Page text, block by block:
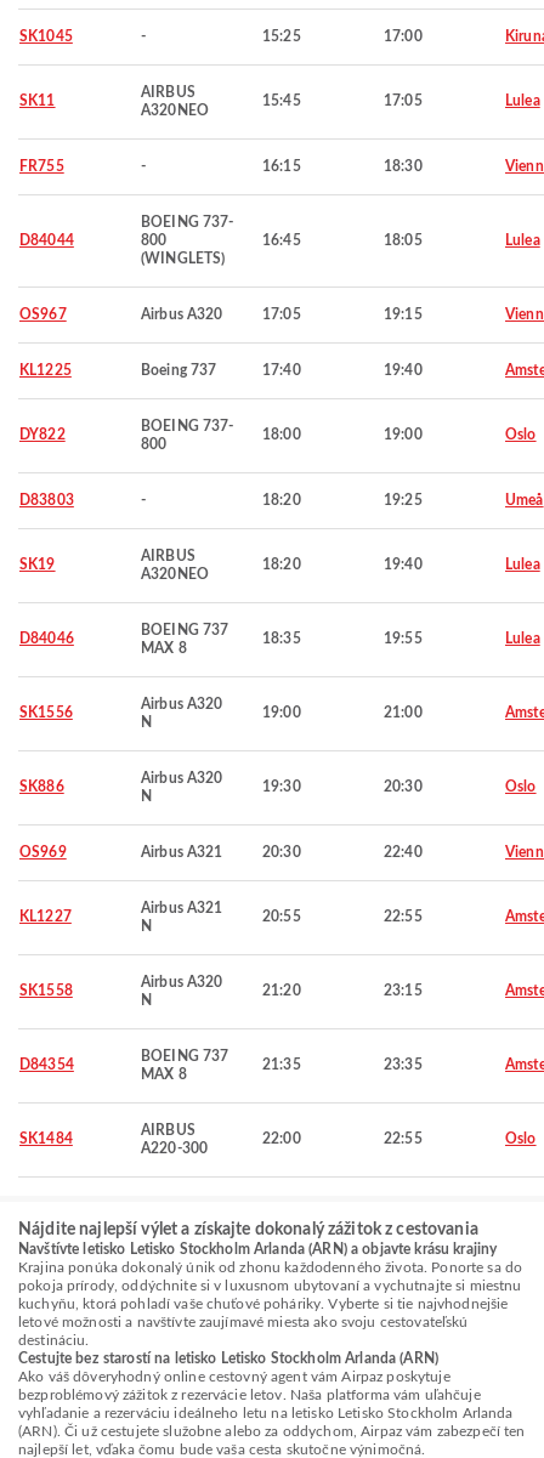
SK1045 - 15:25 17:00
SK11
AIRBUS
A320NEO
15:45 17:05 Lulea
FR755 - 16:15 18:30
D84044
BOEING 737-
800
(WINGLETS)
16:45 18:05 Lulea
OS967 Airbus A320 17:05 19:15
KL1225 Boeing 737 17:40 19:40
DY822
BOEING 737-
800
18:00 19:00 Oslo
D83803 - 18:20 19:25 Umeå
SK19
AIRBUS
A320NEO
18:20 19:40 Lulea
D84046
BOEING 737
MAX 8
18:35 19:55 Lulea
SK1556
Airbus A320
N
19:00 21:00
SK886
Airbus A320
N
19:30 20:30 Oslo
OS969 Airbus A321 20:30 22:40
KL1227
Airbus A321
N
20:55 22:55
SK1558
Airbus A320
N
21:20 23:15
D84354
BOEING 737
MAX 8
21:35 23:35
SK1484
AIRBUS
A220-300
22:00 22:55 Oslo
Nájdite najlepší výlet a získajte dokonalý zážitok z cestovania
Navštívte letisko Letisko Stockholm Arlanda (ARN) a objavte krásu krajiny
Krajina ponúka dokonalý únik od zhonu každodenného života. Ponorte sa do
pokoja prírody, oddýchnite si v luxusnom ubytovaní a vychutnajte si miestnu
kuchyňu, ktorá pohladí vaše chuťové poháriky. Vyberte si tie najvhodnejšie
letové možnosti a navštívte zaujímavé miesta ako svoju cestovateľskú
destináciu.
Cestujte bez starostí na letisko Letisko Stockholm Arlanda (ARN)
Ako váš dôveryhodný online cestovný agent vám Airpaz poskytuje
bezproblémový zážitok z rezervácie letov. Naša platforma vám uľahčuje
vyhľadanie a rezerváciu ideálneho letu na letisko Letisko Stockholm Arlanda
(ARN). Či už cestujete služobne alebo za oddychom, Airpaz vám zabezpečí ten
najlepší let, vďaka čomu bude vaša cesta skutočne výnimočná.